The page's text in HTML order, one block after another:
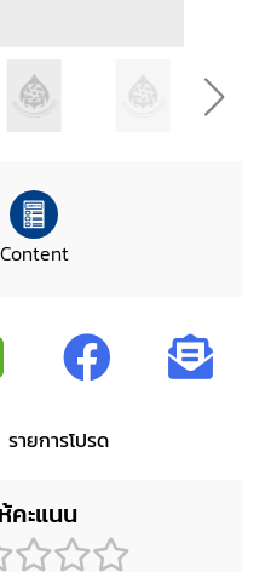
Content
รายการโปรด
คะแนน